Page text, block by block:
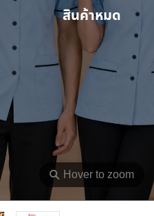
⚲ Hover to zoom
สินค้าหมด